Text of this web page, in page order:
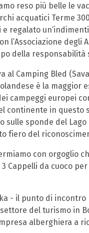
reso più belle le
acquatici Terme
regalato
l’Associazione degli
della responsabilità
al Camping Bled
è la maggior
campeggi europei
continente in questo
sulle sponde del
fiero del
con orgoglio
Cappelli da cuoco per
- il punto di
del turismo in
alberghiera a